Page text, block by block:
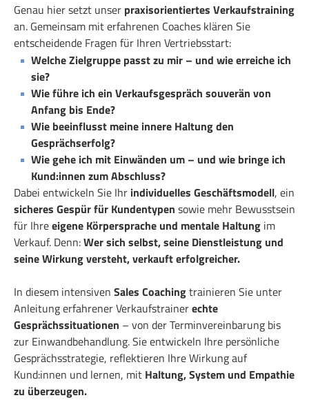
Genau hier setzt unser praxisorientiertes Verkaufstraining
an. Gemeinsam mit erfahrenen Coaches klären Sie
entscheidende Fragen für Ihren Vertriebsstart:
Welche Zielgruppe passt zu mir – und wie erreiche ich
sie?
Wie führe ich ein Verkaufsgespräch souverän von
Anfang bis Ende?
Wie beeinflusst meine innere Haltung den
Gesprächserfolg?
Wie gehe ich mit Einwänden um – und wie bringe ich
Kund:innen zum Abschluss?
Dabei entwickeln Sie Ihr individuelles Geschäftsmodell, ein
sicheres Gespür für Kundentypen sowie mehr Bewusstsein
für Ihreeigene Körpersprache und mentale Haltung im
Verkauf. Denn:Wer sich selbst, seine Dienstleistung und
seine Wirkung versteht, verkauft erfolgreicher.
In diesem intensiven Sales Coachingtrainieren Sie unter
Anleitung erfahrener Verkaufstrainerechte
Gesprächssituationen – von der Terminvereinbarung bis
zur Einwandbehandlung. Sie entwickeln Ihre persönliche
Gesprächsstrategie, reflektieren Ihre Wirkung auf
Kund:innen und lernen, mit Haltung, System und Empathie
zu überzeugen.